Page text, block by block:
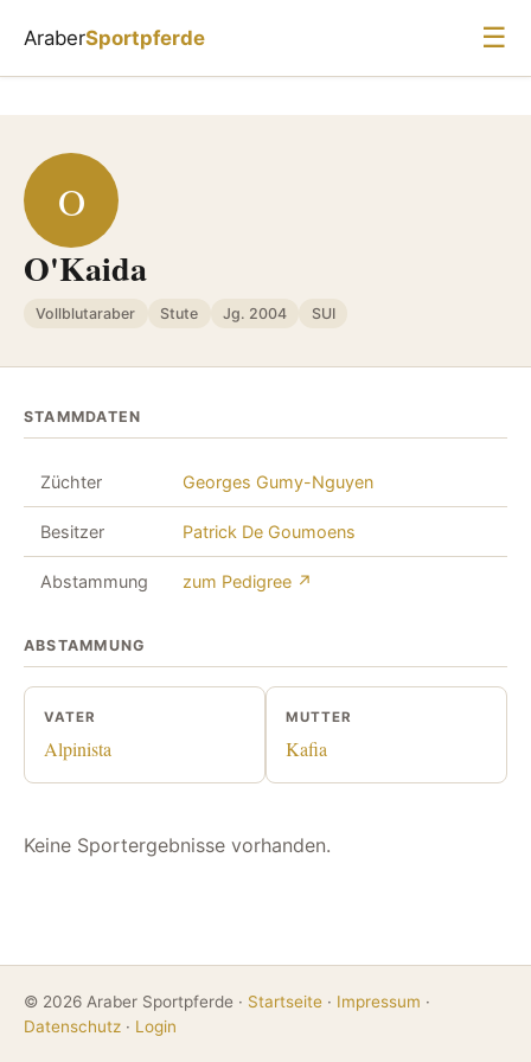
AraberSportpferde ☰
O
O'Kaida
Vollblutaraber Stute Jg. 2004 SUI
STAMMDATEN
Züchter Georges Gumy-Nguyen
Besitzer Patrick De Goumoens
Abstammung zum Pedigree ↗
ABSTAMMUNG
VATER
Alpinista
MUTTER
Kafia
Keine Sportergebnisse vorhanden.
© 2026 Araber Sportpferde · Startseite · Impressum ·
Datenschutz · Login